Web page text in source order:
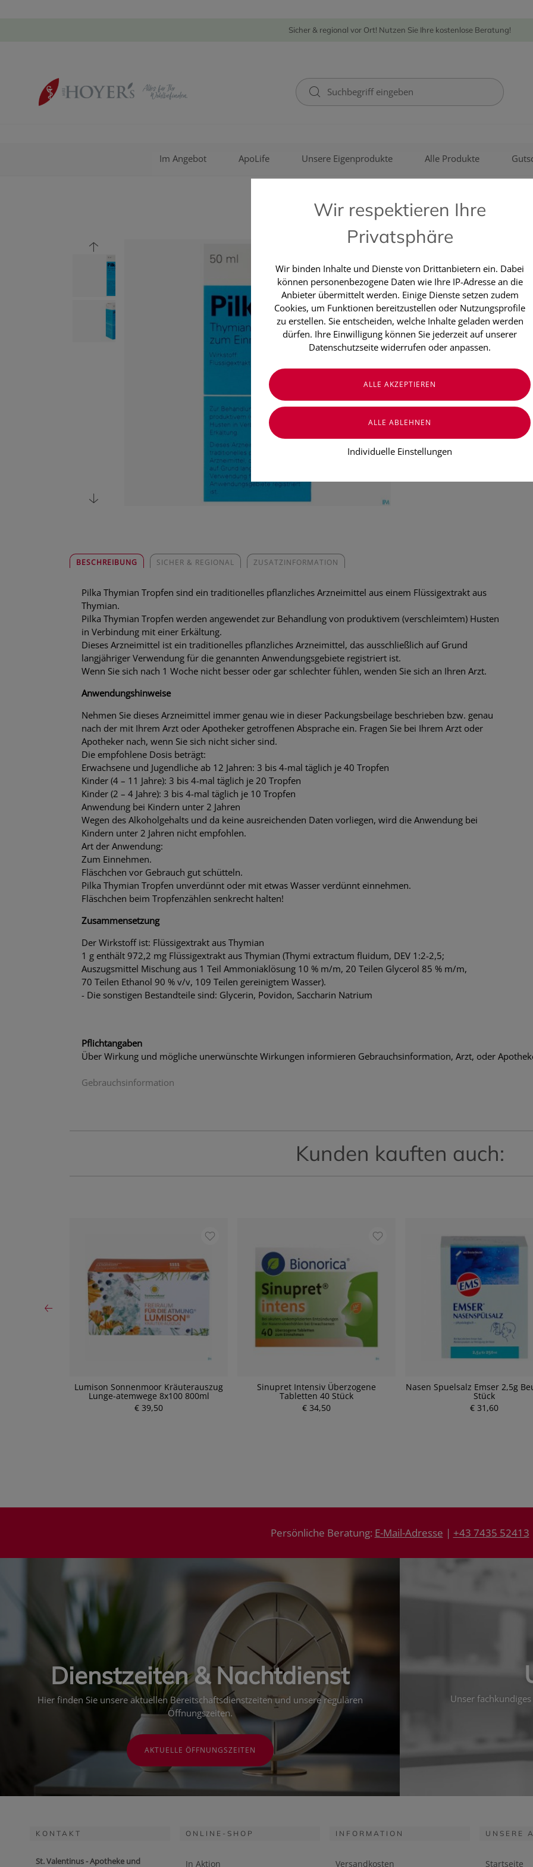
Sicher & regional vor Ort! Nutzen Sie Ihre kostenlose Beratung!
Im Angebot ApoLife Unsere Eigenprodukte Alle Produkte
HALEON-GEBRO CONSUMER
Pilka
Einnehmen
€ 10,90
zzgl. Versandkosten
BESCHREIBUNG SICHER & REGIONAL ZUSATZINFORMATION
Pilka Thymian Tropfen sind ein traditionelles pflanzliches Arzneimittel aus einem Flüssigextrakt aus
Thymian.
Pilka Thymian Tropfen werden angewendet zur Behandlung von produktivem (verschleimtem) Husten
in Verbindung mit einer Erkältung.
Dieses Arzneimittel ist ein traditionelles pflanzliches Arzneimittel, das ausschließlich auf Grund
langjähriger Verwendung für die genannten Anwendungsgebiete registriert ist.
Wenn Sie sich nach 1 Woche nicht besser oder gar schlechter fühlen, wenden Sie sich an Ihren Arzt.
Anwendungshinweise
Nehmen Sie dieses Arzneimittel immer genau wie in dieser Packungsbeilage beschrieben bzw. genau
nach der mit Ihrem Arzt oder Apotheker getroffenen Absprache ein. Fragen Sie bei Ihrem Arzt oder
Apotheker nach, wenn Sie sich nicht sicher sind.
Die empfohlene Dosis beträgt:
Erwachsene und Jugendliche ab 12 Jahren: 3 bis 4-mal täglich je 40 Tropfen
Kinder (4 – 11 Jahre): 3 bis 4-mal täglich je 20 Tropfen
Kinder (2 – 4 Jahre): 3 bis 4-mal täglich je 10 Tropfen
Anwendung bei Kindern unter 2 Jahren
Wegen des Alkoholgehalts und da keine ausreichenden Daten vorliegen, wird die Anwendung bei
Kindern unter 2 Jahren nicht empfohlen.
Art der Anwendung:
Zum Einnehmen.
Fläschchen vor Gebrauch gut schütteln.
Pilka Thymian Tropfen unverdünnt oder mit etwas Wasser verdünnt einnehmen.
Fläschchen beim Tropfenzählen senkrecht halten!
Zusammensetzung
Der Wirkstoff ist: Flüssigextrakt aus Thymian
1 g enthält 972,2 mg Flüssigextrakt aus Thymian (Thymi extractum fluidum, DEV 1:2-2,5;
Auszugsmittel Mischung aus 1 Teil Ammoniaklösung 10 % m/m, 20 Teilen Glycerol 85 % m/m,
70 Teilen Ethanol 90 % v/v, 109 Teilen gereinigtem Wasser).
- Die sonstigen Bestandteile sind: Glycerin, Povidon, Saccharin Natrium
Pflichtangaben
Über Wirkung und mögliche unerwünschte Wirkungen informieren Gebrauchsinformation, Arzt, oder
Gebrauchsinformation
Kunden kauften auch:
Lumison Sonnenmoor Kräuterauszug
Lunge-atemwege 8x100 800ml
€ 39,50
Sinupret Intensiv Überzogene
Tabletten 40 Stück
€ 34,50
Nasen Spuelsalz Emser 2,5g
Stück
€ 31,60
P
r P P
Wir respektieren Ihre
Privatsphäre
Wir binden Inhalte und Dienste von Drittanbietern ein. Dabei
können personenbezogene Daten wie Ihre IP-Adresse an die
Anbieter übermittelt werden. Einige Dienste setzen zudem
Cookies, um Funktionen bereitzustellen oder Nutzungsprofile
zu erstellen. Sie entscheiden, welche Inhalte geladen werden
dürfen. Ihre Einwilligung können Sie jederzeit auf unserer
Datenschutzseite widerrufen oder anpassen.
Individuelle Einstellungen
Persönliche Beratung: E-Mail-Adresse | +43 7435 52413
Dienstzeiten & Nachtdienst
Hier finden Sie unsere aktuellen Bereitschaftsdienstzeiten und unsere regulären
Öffnungszeiten.
AKTUELLE ÖFFNUNGSZEITEN
Unser
KONTAKT
St. Valentinus - Apotheke und
ONLINE-SHOP
In Aktion
INFORMATION
Versandkosten
UNSERE
Startseite